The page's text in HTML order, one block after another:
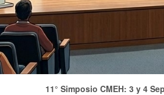
11° Simposio CMEH: 3 y 4